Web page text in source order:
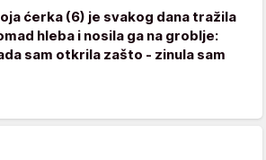
ćerka (6) je svakog dana tražila
hleba i nosila ga na groblje:
sam otkrila zašto - zinula sam